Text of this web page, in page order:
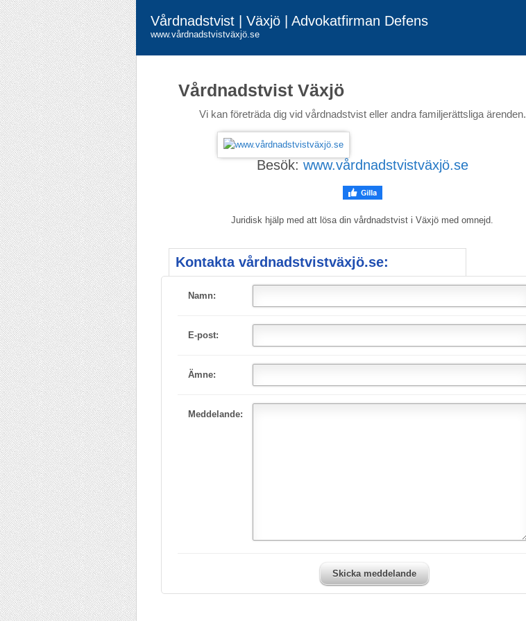
Vårdnadstvist | Växjö | Advokatfirman Defens
www.vårdnadstvistväxjö.se
Vårdnadstvist Växjö
Vi kan företräda dig vid vårdnadstvist eller andra familjerättsliga ärenden.
Besök: www.vårdnadstvistväxjö.se
Juridisk hjälp med att lösa din vårdnadstvist i Växjö med omnejd.
Kontakta vårdnadstvistväxjö.se:
Namn:
E-post:
Ämne:
Meddelande:
Skicka meddelande